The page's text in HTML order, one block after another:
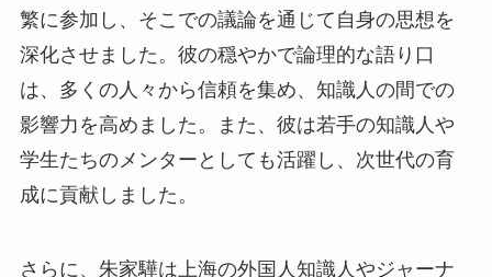
繁に参加し、そこでの議論を通じて自身の思想を
深化させました。彼の穏やかで論理的な語り口
は、多くの人々から信頼を集め、知識人の間での
影響力を高めました。また、彼は若手の知識人や
学生たちのメンターとしても活躍し、次世代の育
成に貢献しました。
さらに、朱家驊は上海の外国人知識人やジャーナ